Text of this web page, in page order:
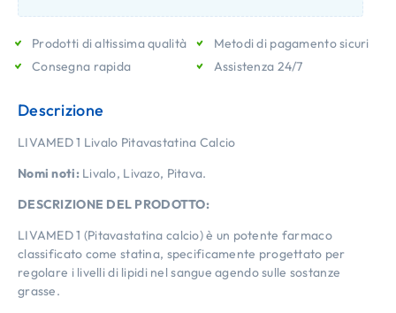
Prodotti di altissima qualità
Consegna rapida
Metodi di pagamento sicuri
Assistenza 24/7
Descrizione
LIVAMED 1 Livalo Pitavastatina Calcio
Nomi noti:Livalo, Livazo, Pitava.
DESCRIZIONE DEL PRODOTTO:
LIVAMED 1 (Pitavastatina calcio) è un potente farmaco
classificato come statina, specificamente progettato per
regolare i livelli di lipidi nel sangue agendo sulle sostanze
grasse.